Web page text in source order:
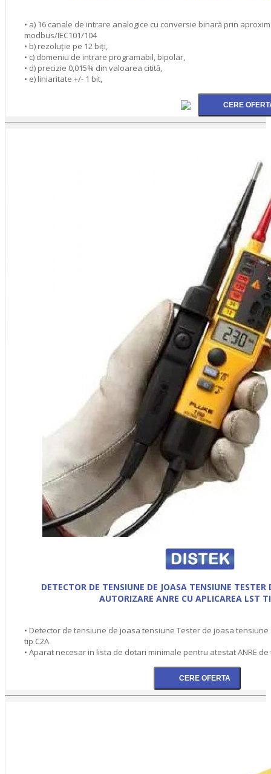
• a) 16 canale de intrare analogice cu conversie binară prin
modbus/IEC101/104
• b) rezoluţie pe 12 biţi,
• c) domeniu de intrare programabil, bipolar,
• d) precizie 0,015% din valoarea citită,
• e) liniaritate +/- 1 bit,
DETECTOR DE TENSIUNE DE JOASA TENSIUNE TESTER
AUTORIZARE ANRE CU APLICAREA LST
• Detector de tensiune de joasa tensiune Tester de joasa tensiune
tip C2A
• Aparat necesar in lista de dotari minimale pentru atestat ANRE de